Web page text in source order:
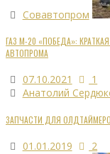
Совавтопром
ГАЗ М-20 «ПОБЕДА»:
АВТОПРОМА
07.10.2021
1
Анатолий
ЗАПЧАСТИ ДЛЯ
01.01.2019 2